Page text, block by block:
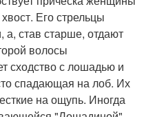
Его стрельцы
а, став старше, отдают
волосы
сходство с лошадью и
спадающая на лоб. Их
на ощупь. Иногда